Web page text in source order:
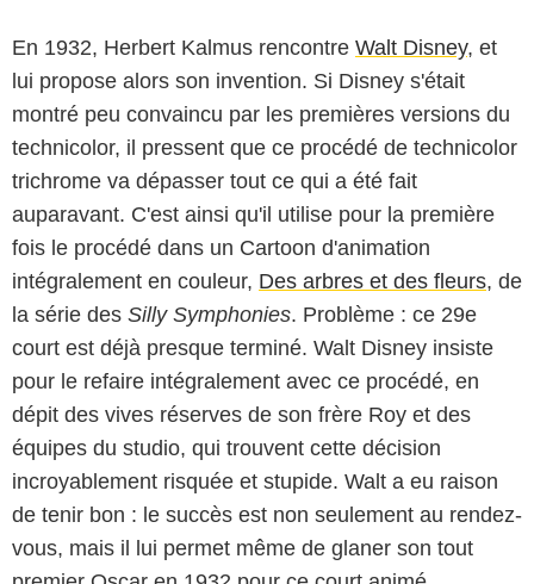
En 1932, Herbert Kalmus rencontre Walt Disney, et
lui propose alors son invention. Si Disney s'était
montré peu convaincu par les premières versions du
technicolor, il pressent que ce procédé de technicolor
trichrome va dépasser tout ce qui a été fait
auparavant. C'est ainsi qu'il utilise pour la première
fois le procédé dans un Cartoon d'animation
intégralement en couleur, Des arbres et des fleurs, de
la série des Silly Symphonies. Problème : ce 29e
court est déjà presque terminé. Walt Disney insiste
pour le refaire intégralement avec ce procédé, en
dépit des vives réserves de son frère Roy et des
équipes du studio, qui trouvent cette décision
incroyablement risquée et stupide. Walt a eu raison
de tenir bon : le succès est non seulement au rendez-
vous, mais il lui permet même de glaner son tout